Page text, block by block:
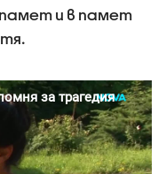
и в памет